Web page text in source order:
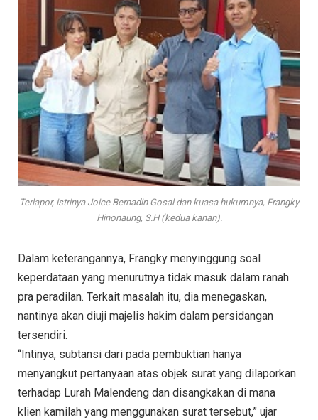
Terlapor, istrinya Joice Bernadin Gosal dan kuasa hukumnya, Frangky
Hinonaung, S.H (kedua kanan).
Dalam keterangannya, Frangky menyinggung soal
keperdataan yang menurutnya tidak masuk dalam ranah
pra peradilan. Terkait masalah itu, dia menegaskan,
nantinya akan diuji majelis hakim dalam persidangan
tersendiri.
“Intinya, subtansi dari pada pembuktian hanya
menyangkut pertanyaan atas objek surat yang dilaporkan
terhadap Lurah Malendeng dan disangkakan di mana
klien kamilah yang menggunakan surat tersebut,” ujar